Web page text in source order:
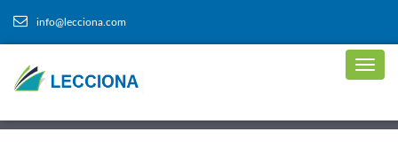
info@lecciona.com